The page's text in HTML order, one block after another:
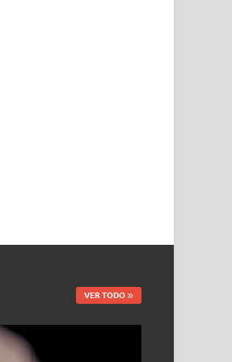
VER TODO